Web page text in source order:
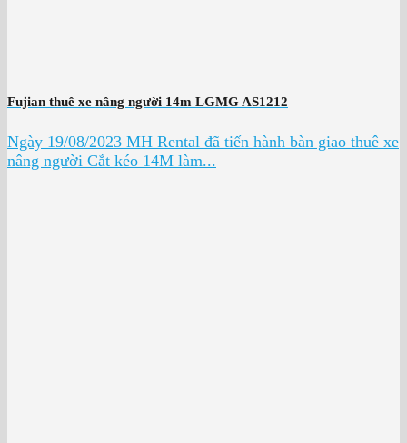
Fujian thuê xe nâng người 14m LGMG AS1212
Ngày 19/08/2023 MH Rental đã tiến hành bàn giao thuê xe
nâng người Cắt kéo 14M làm...